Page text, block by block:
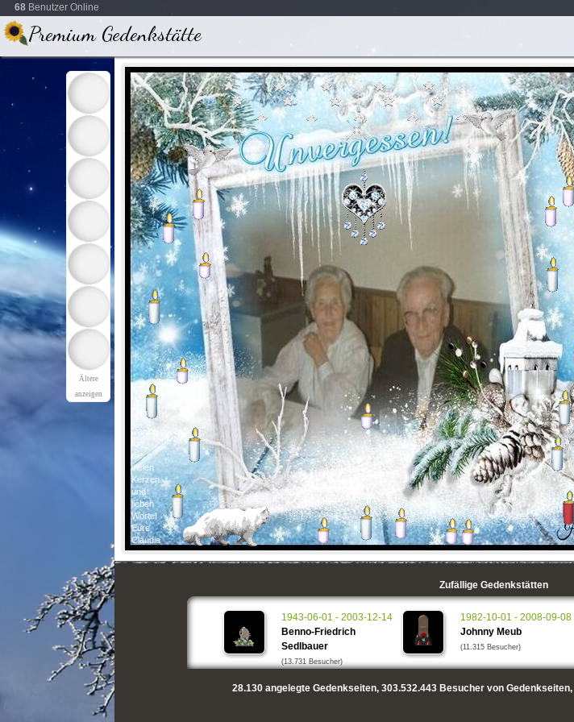
68 Benutzer Online
Premium Gedenkstätte
Ältere
anzeigen
Danke
für
die
vielen
Kerzen
und
lieben
Worte!
Eure
Claudia
Zufällige Gedenkstätten
1943-06-01 - 2003-12-14
Benno-Friedrich
Sedlbauer
(13.731 Besucher)
1982-10-01 - 2008-09-08
Johnny Meub
(11.315 Besucher)
28.130angelegte Gedenkseiten, 303.532.443Besucher von Gedenkseiten,